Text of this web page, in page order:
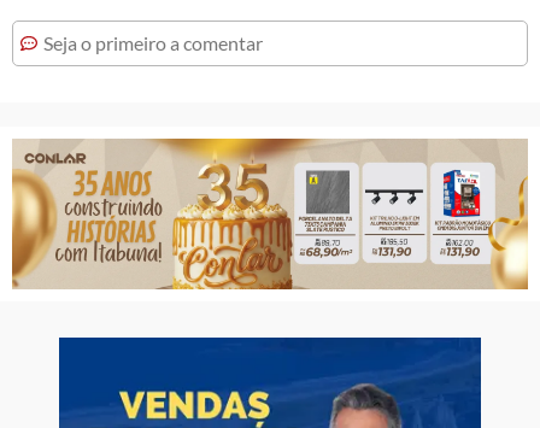
Seja o primeiro a comentar